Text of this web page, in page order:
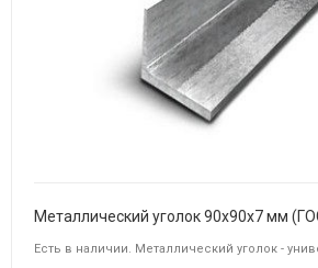
Металлический уголок 90х90х7 мм
Есть в наличии. Металлический уголок -